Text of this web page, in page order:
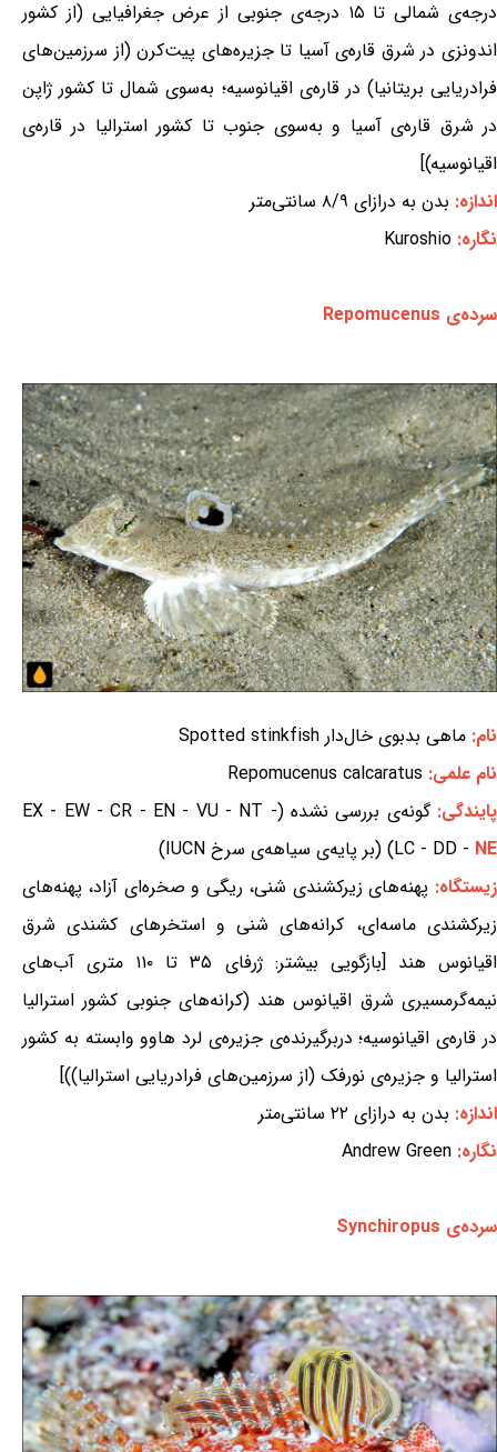
درجه‌ی شمالی تا ۱۵ درجه‌ی جنوبی از عرض جغرافیایی (از کشور
اندونزی در شرق قاره‌ی آسیا تا جزیره‌های پیت‌کرن (از سرزمین‌های
فرادریایی بریتانیا) در قاره‌ی اقیانوسیه؛ به‌سوی شمال تا کشور ژاپن
در شرق قاره‌ی آسیا و به‌سوی جنوب تا کشور استرالیا در قاره‌ی
اقیانوسیه)]
اندازه: بدن به درازای ۸/۹ سانتی‌متر
نگاره: Kuroshio
سرده‌ی Repomucenus
نام: ماهی بدبوی خال‌دار Spotted stinkfish
نام علمی: Repomucenus calcaratus
پایندگی:
گونه‌ی بررسی نشده (EX - EW - CR - EN - VU - NT -
LC - DD - NE
) (بر پایه‌ی سیاهه‌ی سرخ IUCN)
زیستگاه: پهنه‌های زیرکشندی شنی، ریگی و صخره‌ای آزاد، پهنه‌های
زیرکشندی ماسه‌ای، کرانه‌های شنی و استخرهای کشندی شرق
اقیانوس هند [بازگویی بیشتر: ژرفای ۳۵ تا ۱۱۰ متری آب‌های
نیمه‌گرمسیری شرق اقیانوس هند (کرانه‌های جنوبی کشور استرالیا
در قاره‌ی اقیانوسیه؛ دربرگیرنده‌ی جزیره‌ی لرد هاوو وابسته به کشور
استرالیا و جزیره‌ی نورفک (از سرزمین‌های فرادریایی استرالیا))]
اندازه: بدن به درازای ۲۲ سانتی‌متر
نگاره: Andrew Green
سرده‌ی Synchiropus